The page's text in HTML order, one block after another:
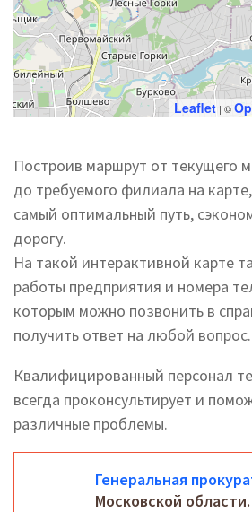
Leaflet | ©
Построив маршрут от текущего
до требуемого филиала на
самый оптимальный путь,
дорогу.
На такой интерактивной карте
работы предприятия и номера
которым можно позвонить в
получить ответ на любой вопрос.
Квалифицированный персонал
всегда проконсультирует и
различные проблемы.
Генеральная
Московской области.